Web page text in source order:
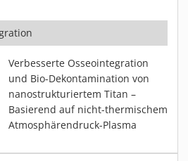
Verbesserte Osseointegration
und Bio-Dekontamination von
nanostrukturiertem Titan –
Basierend auf nicht-thermischem
Atmosphärendruck-Plasma